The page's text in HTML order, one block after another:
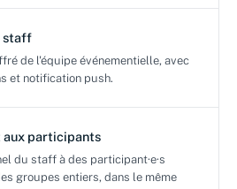
staff
de l'équipe événementielle, avec
et notification push.
aux participants
du staff à des participant·e·s
groupes entiers, dans le même